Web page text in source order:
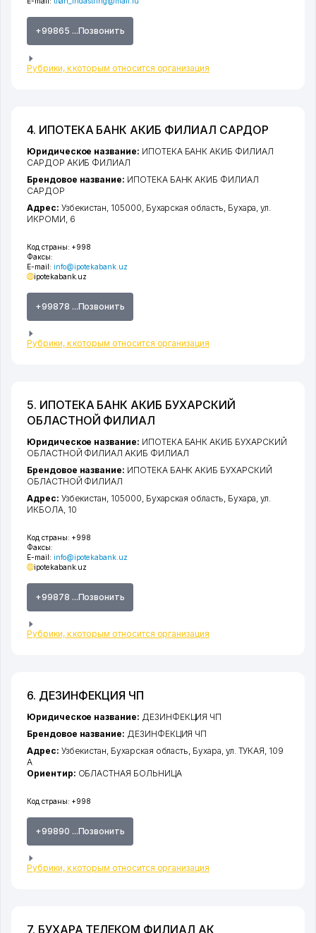
+99865 ...Позвонить
Рубрики, к которым относится организация
4. ИПОТЕКА БАНК АКИБ ФИЛИАЛ САРДОР
Код страны: +998
Факсы:
E-mail: info@ipotekabank.uz
ipotekabank.uz
+99878 ...Позвонить
Рубрики, к которым относится организация
Юридическое название: ИПОТЕКА БАНК АКИБ ФИЛИАЛ
САРДОР АКИБ ФИЛИАЛ
Брендовое название: ИПОТЕКА БАНК АКИБ ФИЛИАЛ
САРДОР
Адрес: Узбекистан, 105000, Бухарская область Бухара ,ул.
ИКРОМИ , 6
5. ИПОТЕКА БАНК АКИБ БУХАРСКИЙ
ОБЛАСТНОЙ ФИЛИАЛ
Код страны: +998
Факсы:
E-mail: info@ipotekabank.uz
ipotekabank.uz
+99878 ...Позвонить
Рубрики, к которым относится организация
Юридическое название: ИПОТЕКА БАНК АКИБ БУХАРСКИЙ
ОБЛАСТНОЙ ФИЛИАЛ АКИБ ФИЛИАЛ
Брендовое название: ИПОТЕКА БАНК АКИБ БУХАРСКИЙ
ОБЛАСТНОЙ ФИЛИАЛ
Адрес: Узбекистан, 105000, Бухарская область Бухара ,ул.
ИКБОЛА, 10
6. ДЕЗИНФЕКЦИЯ ЧП
Код страны: +998
+99890 ...Позвонить
Рубрики, к которым относится организация
Юридическое название: ДЕЗИНФЕКЦИЯ ЧП
Брендовое название: ДЕЗИНФЕКЦИЯ ЧП
Адрес: Узбекистан, Бухарская область, Бухара, ул. ТУКАЯ, 109
А
Ориентир: ОБЛАСТНАЯ БОЛЬНИЦА
7. БУХАРА ТЕЛЕКОМ ФИЛИАЛ АК